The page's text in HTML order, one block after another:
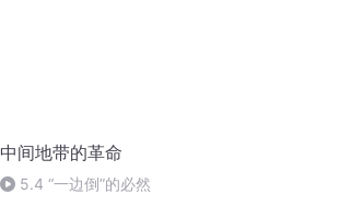
中间地带的革命
5.4 “一边倒”的必然